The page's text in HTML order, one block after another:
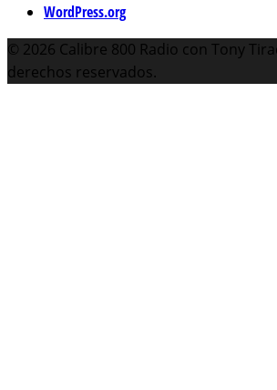
WordPress.org
© 2026 Calibre 800 Radio con Tony
derechos reservados.